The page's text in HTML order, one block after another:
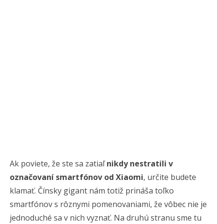
Ak poviete, že ste sa zatiaľnikdy nestratili v
označovaní smartfónov od Xiaomi, určite budete
klamať. Čínsky gigant nám totiž prináša toľko
smartfónov s rôznymi pomenovaniami, že vôbec nie je
jednoduché sa v nich vyznať. Na druhú stranu sme tu